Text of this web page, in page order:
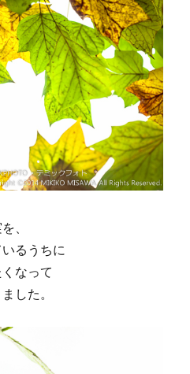
、
るうちに
なって
した。